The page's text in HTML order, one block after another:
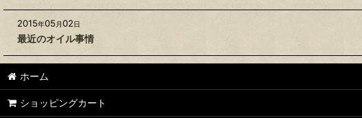
2015年05 月02日
最近のオイル事情
ホーム
ショッピングカート